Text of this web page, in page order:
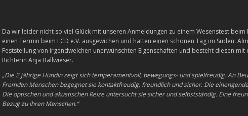
Da wir leider nicht so viel Glück mit unseren Anmeldungen zu einem Wesenstest beim
einen Termin beim LCD e.V. ausgewichen und hatten einen schönen Tag im Süden.
Feststellung von irgendwelchen unerwünschten Eigenschaften und besteht diesen
Richterin Anja Ballwieser.
„Die 2 jährige Hündin zeigt sich temperamentvoll, bewegungs- und spielfreudig. An
Fremden Menschen begegnet sie kontaktfreudig, freundlich und sicher. Die
Die optischen und akustischen Reize untersucht sie sicher und selbstständig. Eine
Bezug zu ihren Menschen.“